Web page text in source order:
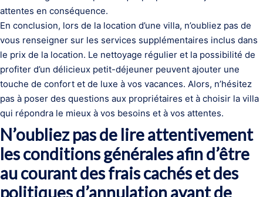
attentes en conséquence.
En conclusion, lors de la location d’une villa, n’oubliez pas de
vous renseigner sur les services supplémentaires inclus dans
le prix de la location. Le nettoyage régulier et la possibilité de
profiter d’un délicieux petit-déjeuner peuvent ajouter une
touche de confort et de luxe à vos vacances. Alors, n’hésitez
pas à poser des questions aux propriétaires et à choisir la villa
qui répondra le mieux à vos besoins et à vos attentes.
N’oubliez pas de lire attentivement
les conditions générales afin d’être
au courant des frais cachés et des
politiques d’annulation avant de